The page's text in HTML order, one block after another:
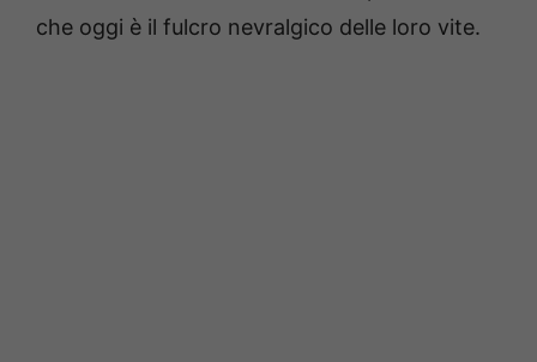
che oggi è il fulcro nevralgico delle loro vite.